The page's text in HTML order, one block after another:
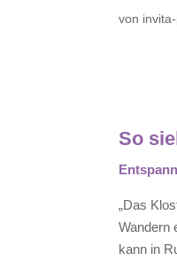
von
So
„Das
Wandern
kann in